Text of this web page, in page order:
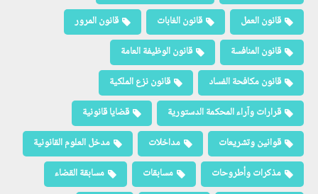
قانون العمل
قانون الغابات
قانون المرور
قانون المنافسة
قانون الوظيفة العامة
قانون مكافحة الفساد
قانون نزع الملكية
قرارات وآراء المحكمة الدستورية
قضايا قانونية
قوانين وتشريعات
مداخلات
مدخل العلوم القانونية
مذكرات وأطروحات
مسابقات
مسابقة القضاء